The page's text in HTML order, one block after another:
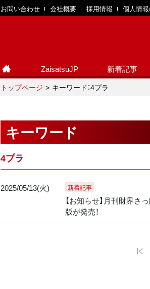
お問い合わせ 会社概要 採用情報 個人情
ZaisatsuJP 新着記事
トップページ キーワード：4プラ
キーワード
4プラ
2025/05/13(火) 新着記事
【お知らせ】月刊財界さ
版が発売！